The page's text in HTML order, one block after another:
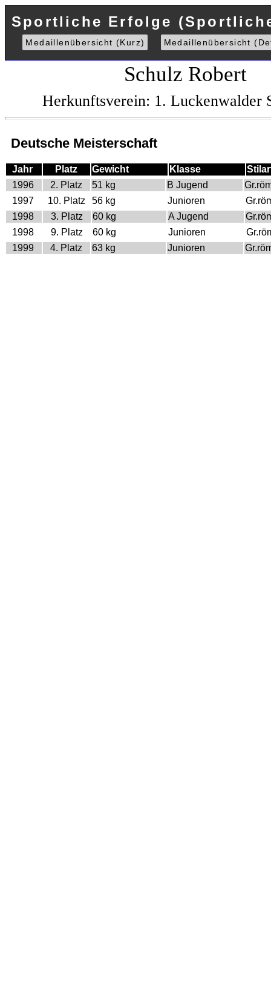
Sportliche Erfolge
Medaillenübersicht (Kurz) Medaillenübersicht
Schulz Robert
Herkunftsverein: 1. Luckenwalder
Deutsche Meisterschaft
Jahr Platz Gewicht Klasse
1996
2. Platz 51 kg B Jugend
1997
10. Platz 56 kg Junioren
1998
3. Platz 60 kg A Jugend
1998
9. Platz 60 kg Junioren
1999
4. Platz 63 kg Junioren